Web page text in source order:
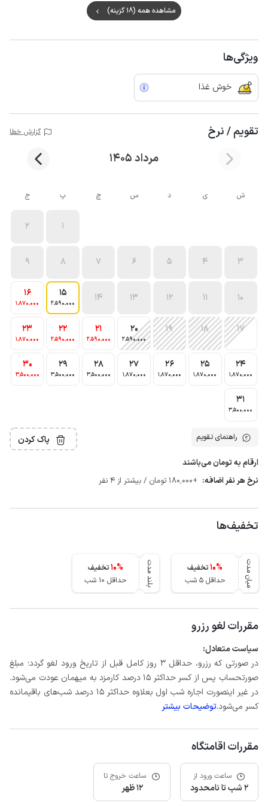
مشاهده همه (18 گزینه)
ویژگی‌ها
خوش غذا
تقویم / نرخ گزارش خطا
مرداد 1405
ش ی د س چ پ ج
1
2
3
4
5
6
7
8
9
10
11
12
13
14
15
2٬590٬000
16
1٬870٬000
17
18
19
20
2٬590٬000
21
2٬590٬000
22
2٬590٬000
23
1٬870٬000
24
1٬870٬000
25
1٬870٬000
26
1٬870٬000
27
1٬870٬000
28
3٬500٬000
29
3٬500٬000
30
3٬500٬000
31
3٬500٬000
راهنمای تقویم پاک کردن
ارقام به تومان می‌باشند
نرخ هر نفر اضافه: +180٬000 تومان / بیشتر از 4 نفر
تخفیف‌ها
میان مدت 10%
تخفیف
حداقل 5 شب
بلند مدت 10%
تخفیف
حداقل 10 شب
مقررات لغو رزرو
سیاست متعادل:
در صورتی که رزرو، حداقل 3 روز کامل قبل از تاریخ ورود لغو گردد؛ مبلغ
صورتحساب پس از کسر حداکثر 15 درصد کارمزد به میهمان عودت می‌شود.
در غیر اینصورت اجاره شب اول بعلاوه حداکثر 15 درصد شب‌های باقیمانده
کسر می‌شود.توضیحات بیشتر
مقررات اقامتگاه
ساعت ورود از
2 شب تا نامحدود
ساعت خروج تا
12 ظهر